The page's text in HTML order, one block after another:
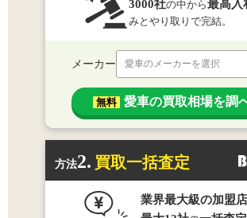
3000社の中から最高入
みとやり取りで完結。
メーカー 愛車のメーカーを選択
無料 愛車の買取相場を調
方法2. 買取一括査定
業界最大級の加盟店